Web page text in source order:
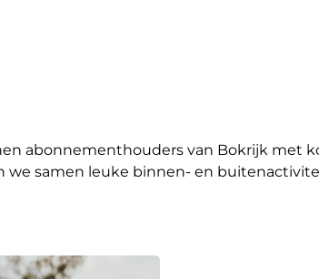
abonnementhouders van Bokrijk
samen leuke binnen- en